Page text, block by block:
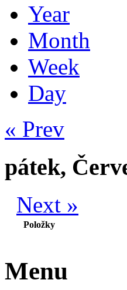
Year
Month
Week
Day
« Prev
pátek,
Next »
Položky
Menu